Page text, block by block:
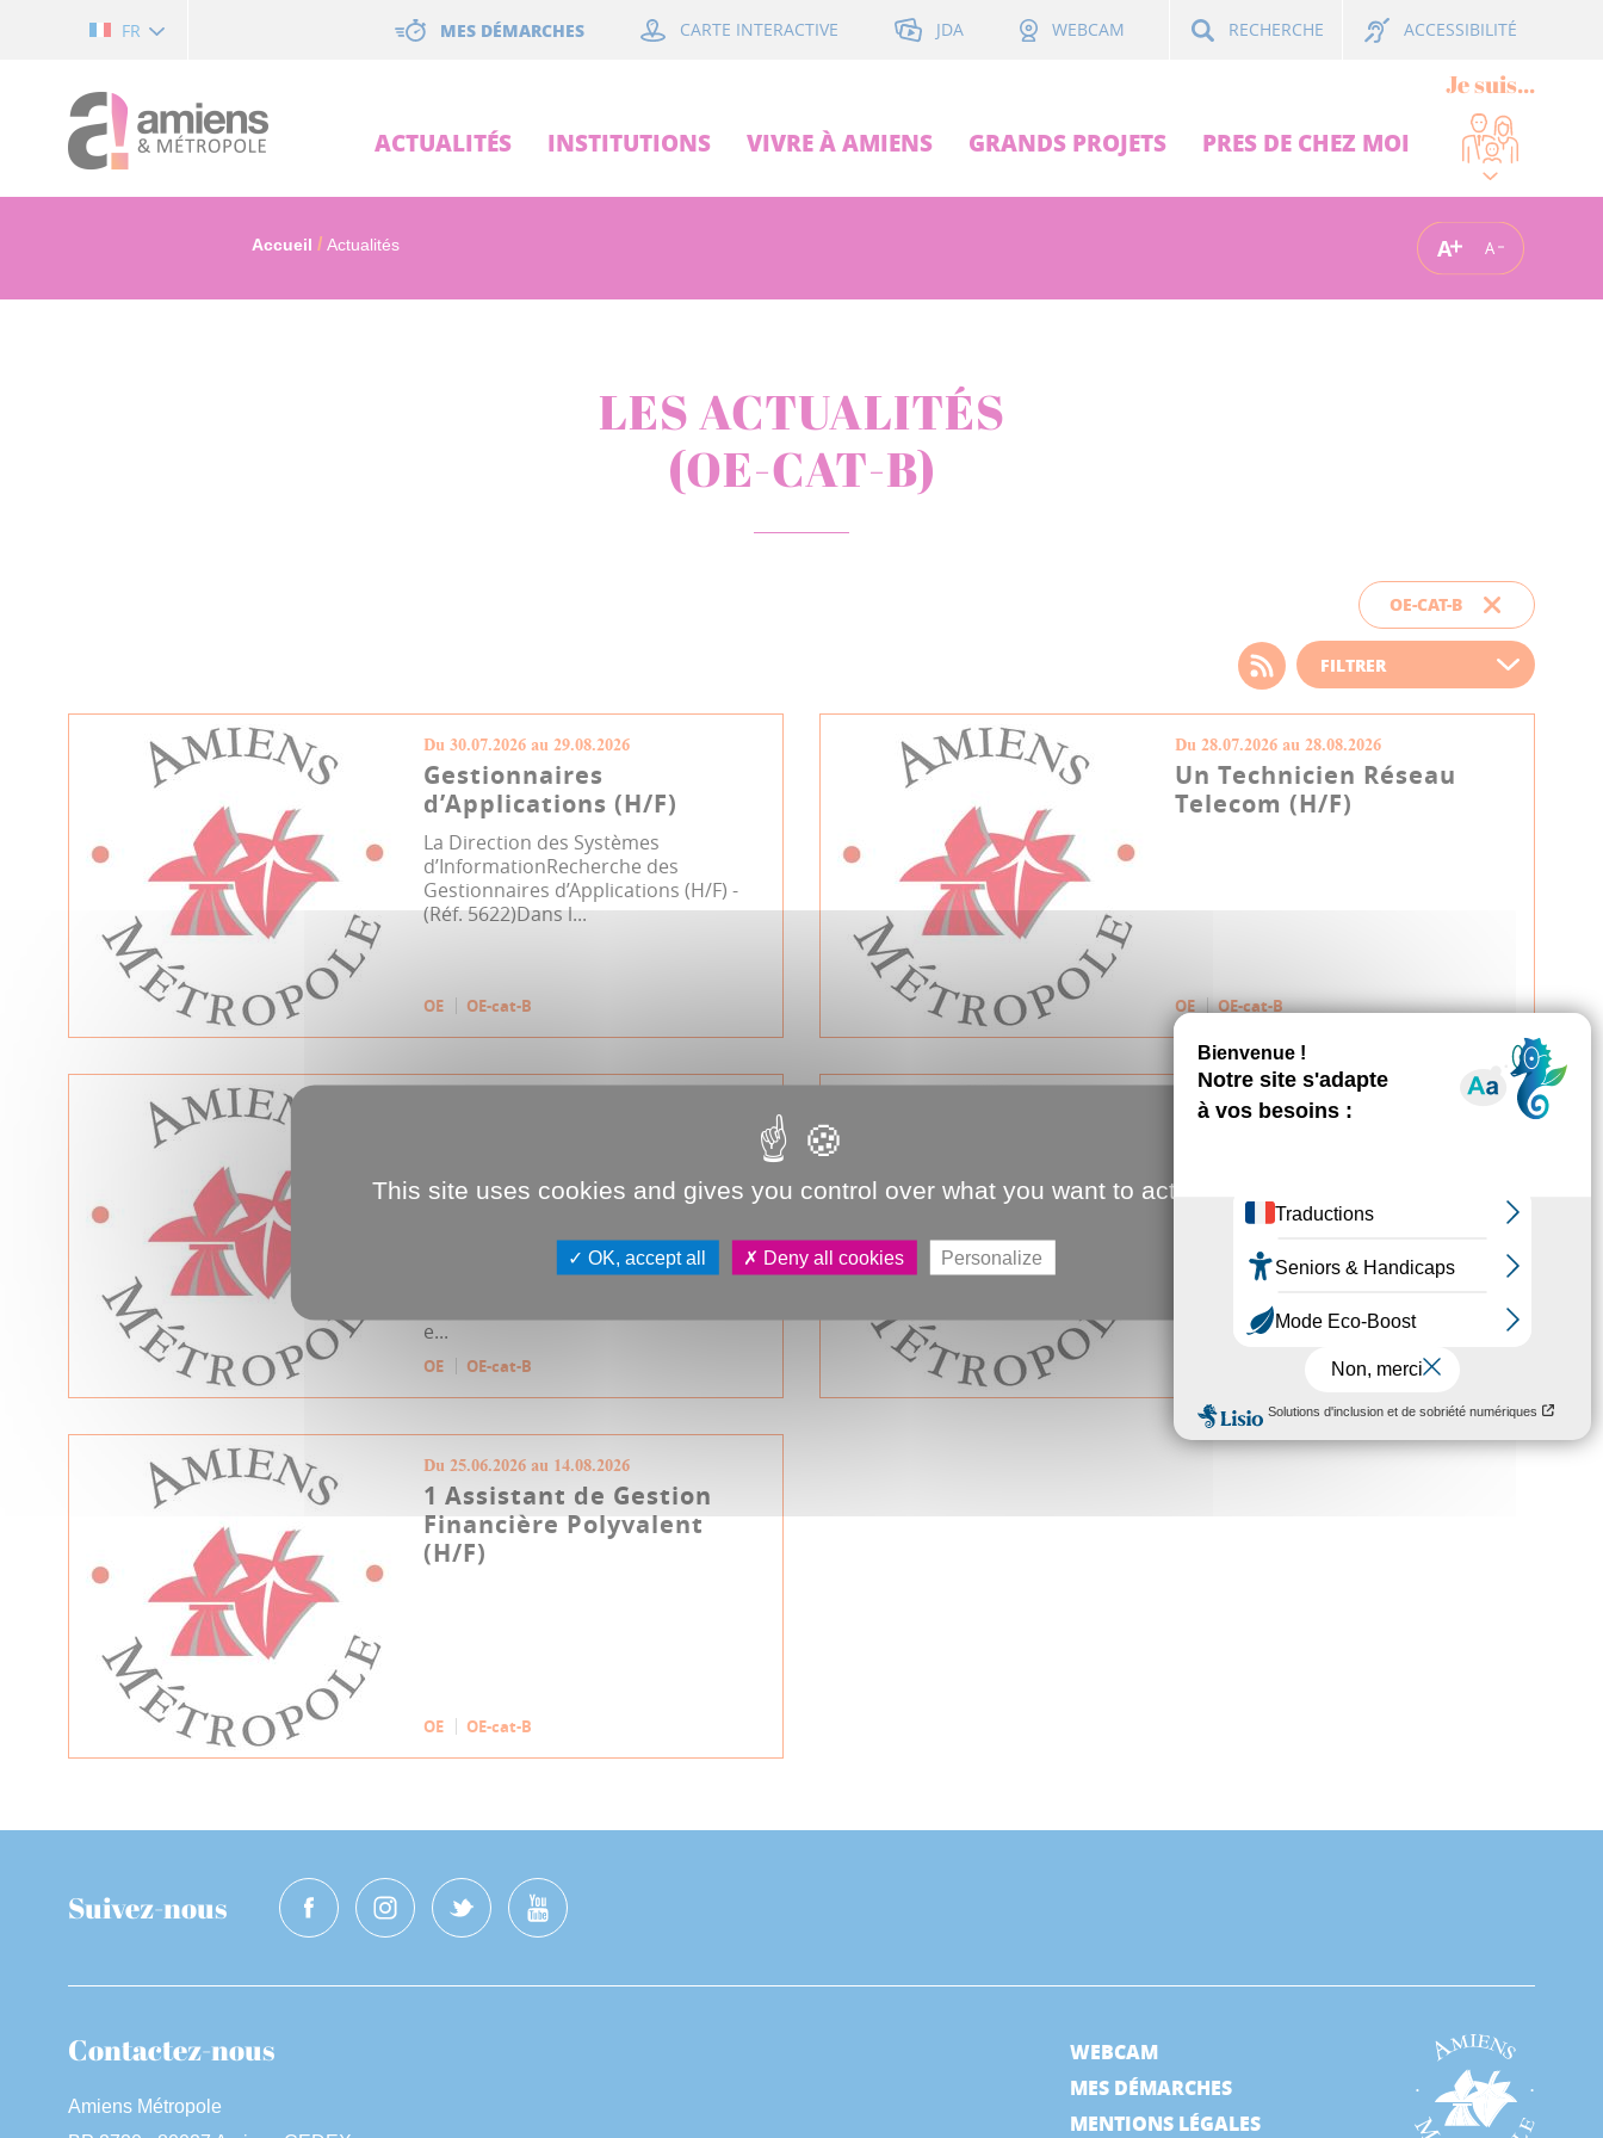
FR MES DÉMARCHES CARTE INTERACTIVE JDA WEBCAM RECHERCHE ACCESSIBILITÉ
ACTUALITÉS INSTITUTIONS VIVRE À AMIENS GRANDS PROJETS PRES DE CHEZ MOI
Je suis...
Accueil Actualités A A
LES ACTUALITÉS
(OE-CAT-B)
OE-CAT-B
Choisissez votre filtre
d'actualité
Du 30.07.2026 au 29.08.2026
Gestionnaires
d’Applications (H/F)
La Direction des Systèmes
d’InformationRecherche des
Gestionnaires d’Applications (H/F) -
(Réf. 5622)Dans l...
OE OE-cat-B
Du 28.07.2026 au 28.08.2026
Un Technicien Réseau
Telecom (H/F)
OE OE-cat-B
Investissement SFACT
La Direction des Affaires Financières
et du Pilotage de la Performance
e...
OE OE-cat-B
Du 06.07.2026 au 04.09.2026
La Direction de Proximité Nord
rechercheUn Conseiller Technique
(H/F)Dans le cadre d’emploi des
Techniciens...
Du 25.06.2026 au 14.08.2026
1 Assistant de Gestion
Financière Polyvalent
(H/F)
OE OE-cat-B
Suivez-nous
Contactez-nous
Amiens Métropole
WEBCAM
MES DÉMARCHES
MENTIONS LÉGALES
This site uses cookies and gives you control over what you want to activate
OK, accept all Deny all cookies Personalize